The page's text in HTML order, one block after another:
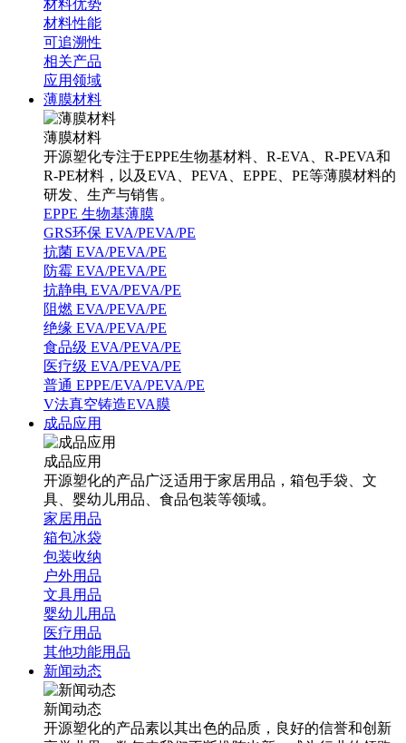
材料优势
材料性能
可追溯性
相关产品
应用领域
薄膜材料
薄膜材料
开源塑化专注于EPPE生物基材料、R-EVA、R-PEVA和
R-PE材料，以及EVA、PEVA、EPPE、PE等薄膜材料的
研发、生产与销售。
EPPE 生物基薄膜
GRS环保 EVA/PEVA/PE
抗菌 EVA/PEVA/PE
防霉 EVA/PEVA/PE
抗静电 EVA/PEVA/PE
阻燃 EVA/PEVA/PE
绝缘 EVA/PEVA/PE
食品级 EVA/PEVA/PE
医疗级 EVA/PEVA/PE
普通 EPPE/EVA/PEVA/PE
V法真空铸造EVA膜
成品应用
成品应用
开源塑化的产品广泛适用于家居用品，箱包手袋、文
具、婴幼儿用品、食品包装等领域。
家居用品
箱包冰袋
包装收纳
户外用品
文具用品
婴幼儿用品
医疗用品
其他功能用品
新闻动态
新闻动态
开源塑化的产品素以其出色的品质，良好的信誉和创新